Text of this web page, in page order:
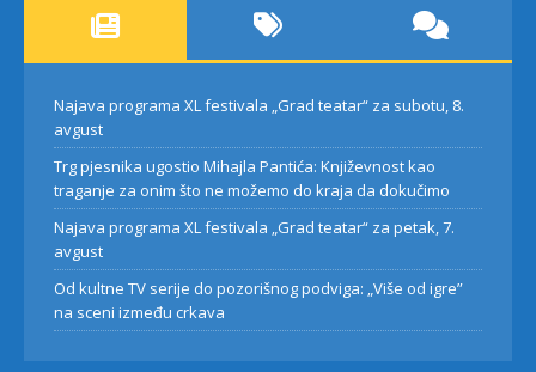
Najava programa XL festivala „Grad teatar“ za subotu, 8.
avgust
Trg pjesnika ugostio Mihajla Pantića: Književnost kao
traganje za onim što ne možemo do kraja da dokučimo
Najava programa XL festivala „Grad teatar“ za petak, 7.
avgust
Od kultne TV serije do pozorišnog podviga: „Više od igre”
na sceni između crkava